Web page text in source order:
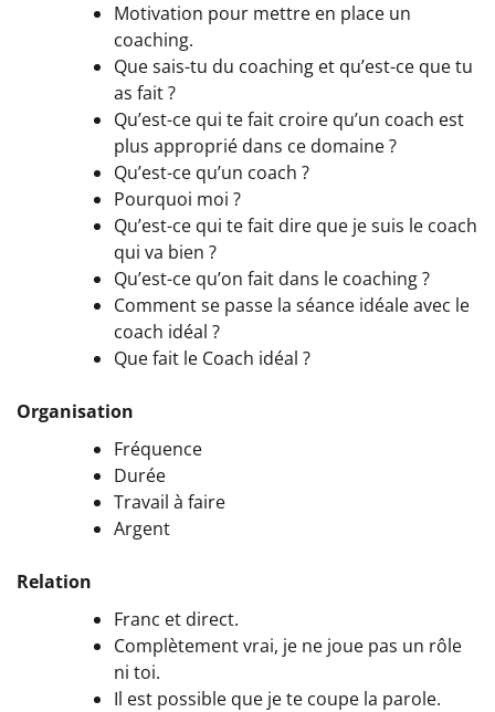
Motivation pour mettre en place un
coaching.
Que sais-tu du coaching et qu’est-ce que tu
as fait ?
Qu’est-ce qui te fait croire qu’un coach est
plus approprié dans ce domaine ?
Qu’est-ce qu’un coach ?
Pourquoi moi ?
Qu’est-ce qui te fait dire que je suis le coach
qui va bien ?
Qu’est-ce qu’on fait dans le coaching ?
Comment se passe la séance idéale avec le
coach idéal ?
Que fait le Coach idéal ?
Organisation
Fréquence
Durée
Travail à faire
Argent
Relation
Franc et direct.
Complètement vrai, je ne joue pas un rôle
ni toi.
Il est possible que je te coupe la parole.